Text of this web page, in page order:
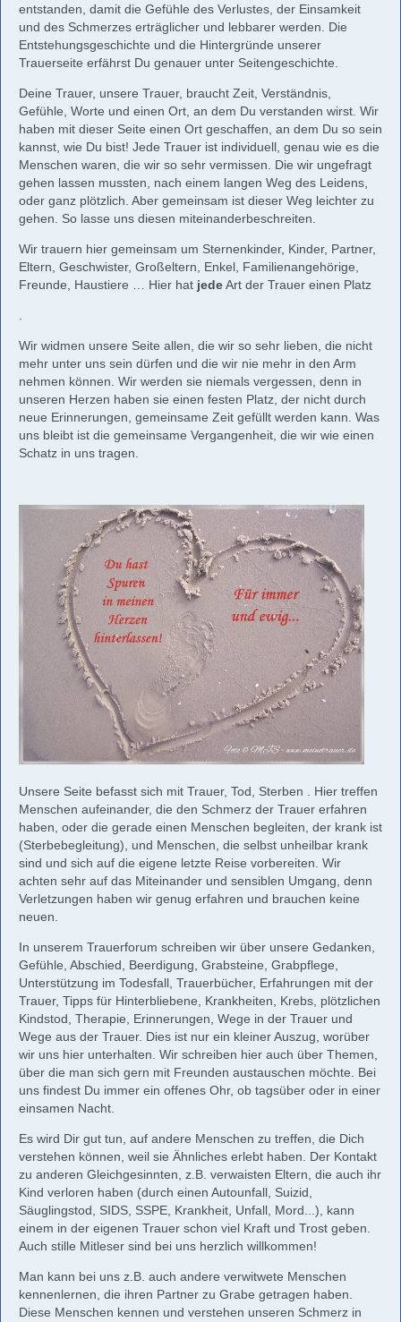
entstanden, damit die Gefühle des Verlustes, der Einsamkeit
und des Schmerzes erträglicher und lebbarer werden. Die
Entstehungsgeschichte und die Hintergründe unserer
Trauerseite erfährst Du genauer unter Seitengeschichte.
Deine Trauer, unsere Trauer, braucht Zeit, Verständnis,
Gefühle, Worte und einen Ort, an dem Du verstanden wirst. Wir
haben mit dieser Seite einen Ort geschaffen, an dem Du so sein
kannst, wie Du bist! Jede Trauer ist individuell, genau wie es die
Menschen waren, die wir so sehr vermissen. Die wir ungefragt
gehen lassen mussten, nach einem langen Weg des Leidens,
oder ganz plötzlich. Aber gemeinsam ist dieser Weg leichter zu
gehen. So lasse uns diesen miteinanderbeschreiten.
Wir trauern hier gemeinsam um Sternenkinder, Kinder, Partner,
Eltern, Geschwister, Großeltern, Enkel, Familienangehörige,
Freunde, Haustiere … Hier hat jedeArt der Trauer einen Platz
Wir widmen unsere Seite allen, die wir so sehr lieben, die nicht
mehr unter uns sein dürfen und die wir nie mehr in den Arm
nehmen können. Wir werden sie niemals vergessen, denn in
unseren Herzen haben sie einen festen Platz, der nicht durch
neue Erinnerungen, gemeinsame Zeit gefüllt werden kann. Was
uns bleibt ist die gemeinsame Vergangenheit, die wir wie einen
Schatz in uns tragen.
Unsere Seite befasst sich mit Trauer, Tod, Sterben . Hier treffen
Menschen aufeinander, die den Schmerz der Trauer erfahren
haben, oder die gerade einen Menschen begleiten, der krank ist
(Sterbebegleitung), und Menschen, die selbst unheilbar krank
sind und sich auf die eigene letzte Reise vorbereiten. Wir
achten sehr auf das Miteinander und sensiblen Umgang, denn
Verletzungen haben wir genug erfahren und brauchen keine
neuen.
In unserem Trauerforum schreiben wir über unsere Gedanken,
Gefühle, Abschied, Beerdigung, Grabsteine, Grabpflege,
Unterstützung im Todesfall, Trauerbücher, Erfahrungen mit der
Trauer, Tipps für Hinterbliebene, Krankheiten, Krebs, plötzlichen
Kindstod, Therapie, Erinnerungen, Wege in der Trauer und
Wege aus der Trauer. Dies ist nur ein kleiner Auszug, worüber
wir uns hier unterhalten. Wir schreiben hier auch über Themen,
über die man sich gern mit Freunden austauschen möchte. Bei
uns findest Du immer ein offenes Ohr, ob tagsüber oder in einer
einsamen Nacht.
Es wird Dir gut tun, auf andere Menschen zu treffen, die Dich
verstehen können, weil sie Ähnliches erlebt haben. Der Kontakt
zu anderen Gleichgesinnten, z.B. verwaisten Eltern, die auch ihr
Kind verloren haben (durch einen Autounfall, Suizid,
Säuglingstod, SIDS, SSPE, Krankheit, Unfall, Mord...), kann
einem in der eigenen Trauer schon viel Kraft und Trost geben.
Auch stille Mitleser sind bei uns herzlich willkommen!
Man kann bei uns z.B. auch andere verwitwete Menschen
kennenlernen, die ihren Partner zu Grabe getragen haben.
Diese Menschen kennen und verstehen unseren Schmerz in